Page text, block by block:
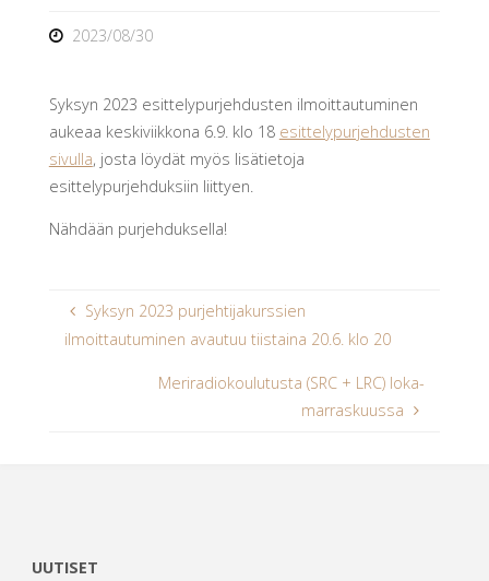
2023/08/30
Syksyn 2023 esittelypurjehdusten ilmoittautuminen
aukeaa keskiviikkona 6.9. klo 18 esittelypurjehdusten
sivulla, josta löydät myös lisätietoja
esittelypurjehduksiin liittyen.
Nähdään purjehduksella!
Syksyn 2023 purjehtijakurssien
ilmoittautuminen avautuu tiistaina 20.6. klo 20
Meriradiokoulutusta (SRC + LRC) loka-
marraskuussa
UUTISET